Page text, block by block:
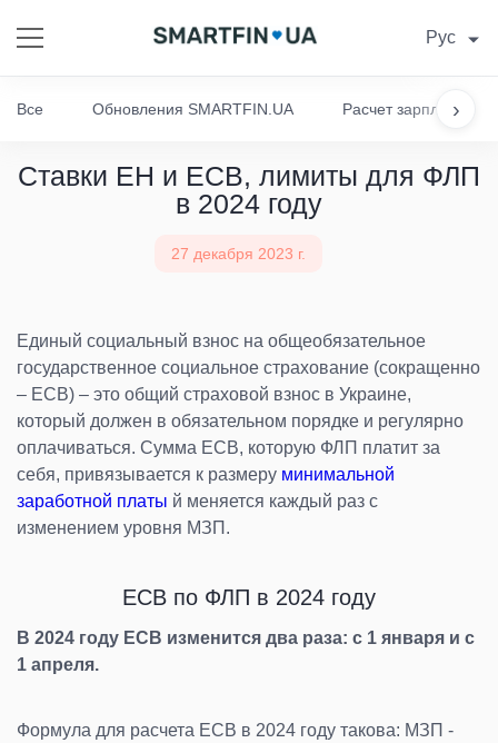
Рус
›
Все Обновления SMARTFIN.UA Расчет зарплаты
Ставки ЕН и ЕСВ, лимиты для ФЛП
в 2024 году
27 декабря 2023 г.
Единый социальный взнос на общеобязательное
государственное социальное страхование (сокращенно
– ЕСВ) – это общий страховой взнос в Украине,
который должен в обязательном порядке и регулярно
оплачиваться. Сумма ЕСВ, которую ФЛП платит за
себя, привязывается к размеру минимальной
заработной платы й меняется каждый раз с
изменением уровня МЗП.
ЕСВ по ФЛП в 2024 году
В 2024 году ЕСВ изменится два раза: с 1 января и с
1 апреля.
Формула для расчета ЕСВ в 2024 году такова: МЗП -